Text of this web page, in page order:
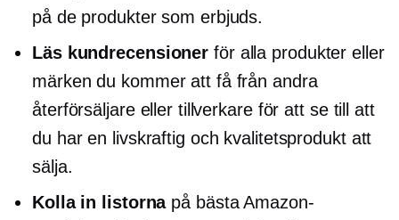
på de produkter som erbjuds.
Läs kundrecensioner för alla produkter eller
märken du kommer att få från andra
återförsäljare eller tillverkare för att se till att
du har en livskraftig och kvalitetsprodukt att
sälja.
Kolla in listornapå bästa Amazon-